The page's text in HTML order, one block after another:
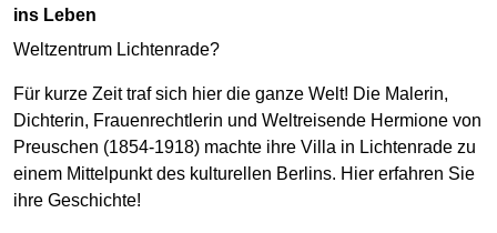
ins Leben
Weltzentrum Lichtenrade?
Für kurze Zeit traf sich hier die ganze Welt! Die Malerin,
Dichterin, Frauenrechtlerin und Weltreisende Hermione von
Preuschen (1854-1918) machte ihre Villa in Lichtenrade zu
einem Mittelpunkt des kulturellen Berlins. Hier erfahren Sie
ihre Geschichte!